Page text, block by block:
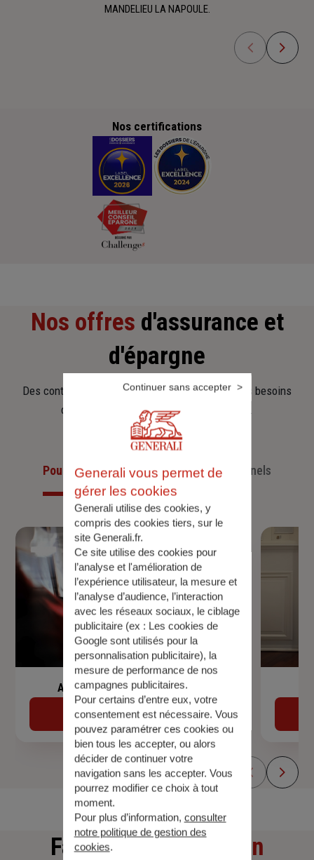
MANDELIEU LA NAPOULE.
Nos certifications
Nos offres d'assurance et
d'épargne
Des contrats clairs et flexibles pour sécuriser vos besoins
d’aujourd’hui et anticiper ceux de demain.
Pour les particuliersPour les professionnels
Assurance de prêt immobilier
Découvrir
Faitesune simulation
Generali vous permet de
gérer les cookies
Generali utilise des cookies, y
compris des cookies tiers, sur le
site Generali.fr.
Ce site utilise des cookies pour
l’analyse et l'amélioration de
l’expérience utilisateur, la mesure et
l’analyse d’audience, l’interaction
avec les réseaux sociaux, le ciblage
publicitaire (ex : Les cookies de
Google sont utilisés pour la
personnalisation publicitaire), la
mesure de performance de nos
campagnes publicitaires.
Pour certains d’entre eux, votre
consentement est nécessaire. Vous
pouvez paramétrer ces cookies ou
bien tous les accepter, ou alors
décider de continuer votre
navigation sans les accepter. Vous
pourrez modifier ce choix à tout
moment.
Pour plus d’information, consulter
notre politique de gestion des
cookies.
Continuer sans accepter